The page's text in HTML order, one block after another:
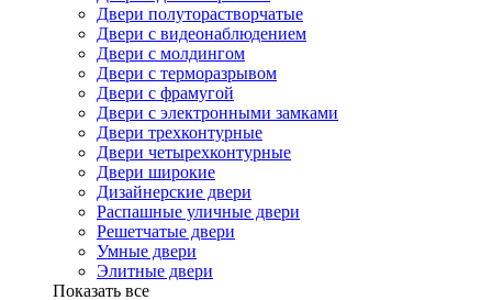
Двери полуторастворчатые
Двери с видеонаблюдением
Двери с молдингом
Двери с терморазрывом
Двери с фрамугой
Двери с электронными замками
Двери трехконтурные
Двери четырехконтурные
Двери широкие
Дизайнерские двери
Распашные уличные двери
Решетчатые двери
Умные двери
Элитные двери
Показать все